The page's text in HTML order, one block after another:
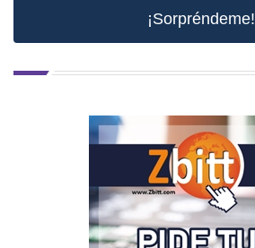
¡Sorpréndeme!